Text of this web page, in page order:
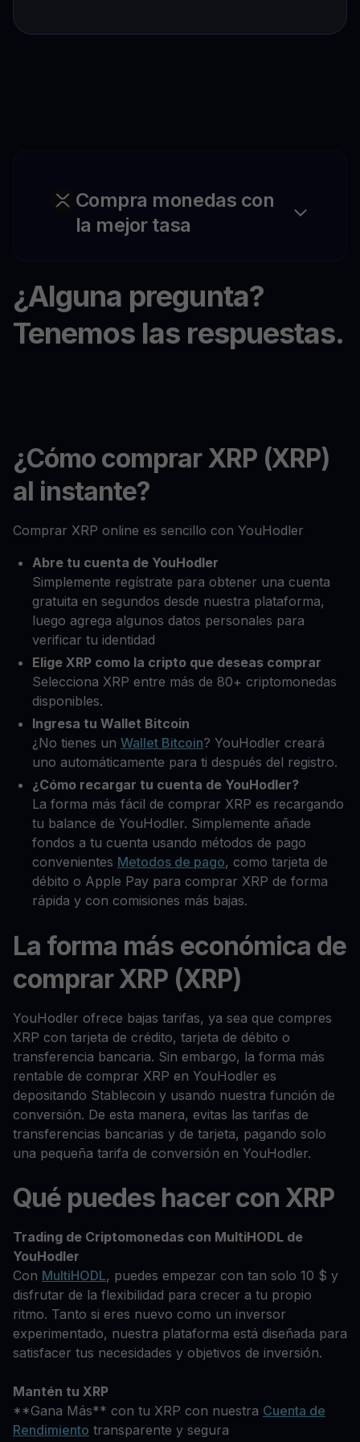
Compra monedas con
la mejor tasa
¿Alguna pregunta?
Tenemos las respuestas.
¿Cómo comprar XRP (XRP)
al instante?
Comprar XRP online es sencillo con YouHodler
Abre tu cuenta de YouHodler
Simplemente regístrate para obtener una cuenta
gratuita en segundos desde nuestra plataforma,
luego agrega algunos datos personales para
verificar tu identidad
Elige XRP como la cripto que deseas comprar
Selecciona XRP entre más de 80+ criptomonedas
disponibles.
Ingresa tu Wallet Bitcoin
¿No tienes un Wallet Bitcoin? YouHodler creará
uno automáticamente para ti después del registro.
¿Cómo recargar tu cuenta de YouHodler?
La forma más fácil de comprar XRP es recargando
tu balance de YouHodler. Simplemente añade
fondos a tu cuenta usando métodos de pago
convenientes Metodos de pago, como tarjeta de
débito o Apple Pay para comprar XRP de forma
rápida y con comisiones más bajas.
La forma más económica de
comprar XRP (XRP)
YouHodler ofrece bajas tarifas, ya sea que compres
XRP con tarjeta de crédito, tarjeta de débito o
transferencia bancaria. Sin embargo, la forma más
rentable de comprar XRP en YouHodler es
depositando Stablecoin y usando nuestra función de
conversión. De esta manera, evitas las tarifas de
transferencias bancarias y de tarjeta, pagando solo
una pequeña tarifa de conversión en YouHodler.
Qué puedes hacer con XRP
Trading de Criptomonedas con MultiHODL de
YouHodler
Con MultiHODL, puedes empezar con tan solo 10 $ y
disfrutar de la flexibilidad para crecer a tu propio
ritmo. Tanto si eres nuevo como un inversor
experimentado, nuestra plataforma está diseñada para
satisfacer tus necesidades y objetivos de inversión.
Mantén tu XRP
**Gana Más** con tu XRP con nuestra Cuenta de
Rendimiento transparente y segura